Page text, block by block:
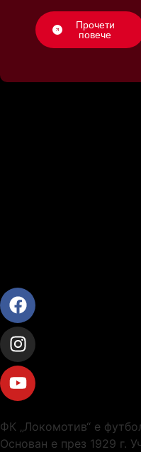
Прочети
повече
ФК „Локомотив“ е
Основан е през 1929 г.